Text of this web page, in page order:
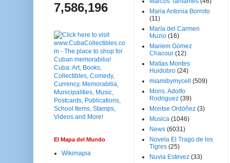
7,586,196
El Mapa del Mundo
Wikimapia
Maria Antonia Borroto
(11)
María del Carmen
Muzio (16)
Mariem Gómez
Chacour (12)
Matías Montes
Huidobro (24)
miamibymycell
(509)
Mons. Adolfo
Rodriguez (39)
Montse Ordóñez (3)
Musica (1046)
News (6031)
Novela El Trago de los
Tigres (25)
Nuvia Estevez (33)